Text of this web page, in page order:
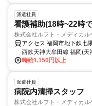
派遣社員
看護補助(18時~22時
株式会社ルフト・メディカル
時給1,150円以上
アクセス 福岡市地下鉄七
西鉄天神大牟田線 福岡(天
派遣社員
病院内清掃スタッフ
株式会社ルフト・メディカル